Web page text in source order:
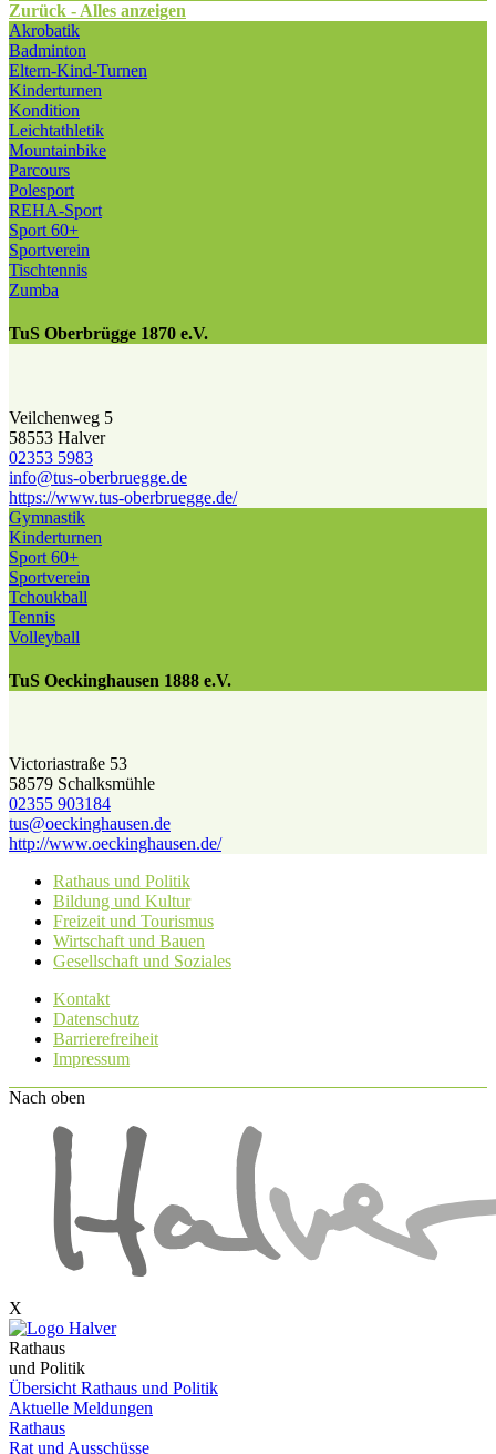
Zurück - Alles anzeigen
Akrobatik
Badminton
Eltern-Kind-Turnen
Kinderturnen
Kondition
Leichtathletik
Mountainbike
Parcours
Polesport
REHA-Sport
Sport 60+
Sportverein
Tischtennis
Zumba
TuS Oberbrügge 1870 e.V.
Veilchenweg 5
58553 Halver
02353 5983
info@​tus-oberbruegge.de
https://www.tus-oberbruegge.de/
Gymnastik
Kinderturnen
Sport 60+
Sportverein
Tchoukball
Tennis
Volleyball
TuS Oeckinghausen 1888 e.V.
Victoriastraße 53
58579 Schalksmühle
02355 903184
tus@​oeckinghausen.de
http://www.oeckinghausen.de/
Rathaus und Politik
Bildung und Kultur
Freizeit und Tourismus
Wirtschaft und Bauen
Gesellschaft und Soziales
Kontakt
Datenschutz
Barrierefreiheit
Impressum
Nach oben
X
Rathaus
und Politik
Übersicht Rathaus und Politik
Aktuelle Meldungen
Rathaus
Rat und Ausschüsse